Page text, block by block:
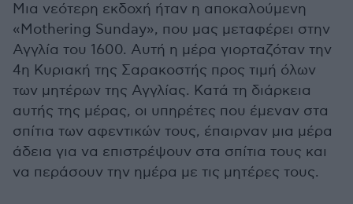
Μια νεότερη εκδοχή ήταν η αποκαλούμενη
«Mothering Sunday», που μας μεταφέρει στην
Αγγλία του 1600. Αυτή η μέρα γιορταζόταν την
4η Κυριακή της Σαρακοστής προς τιμή όλων
των μητέρων της Αγγλίας. Κατά τη διάρκεια
αυτής της μέρας, οι υπηρέτες που έμεναν στα
σπίτια των αφεντικών τους, έπαιρναν μια μέρα
άδεια για να επιστρέψουν στα σπίτια τους και
να περάσουν την ημέρα με τις μητέρες τους.